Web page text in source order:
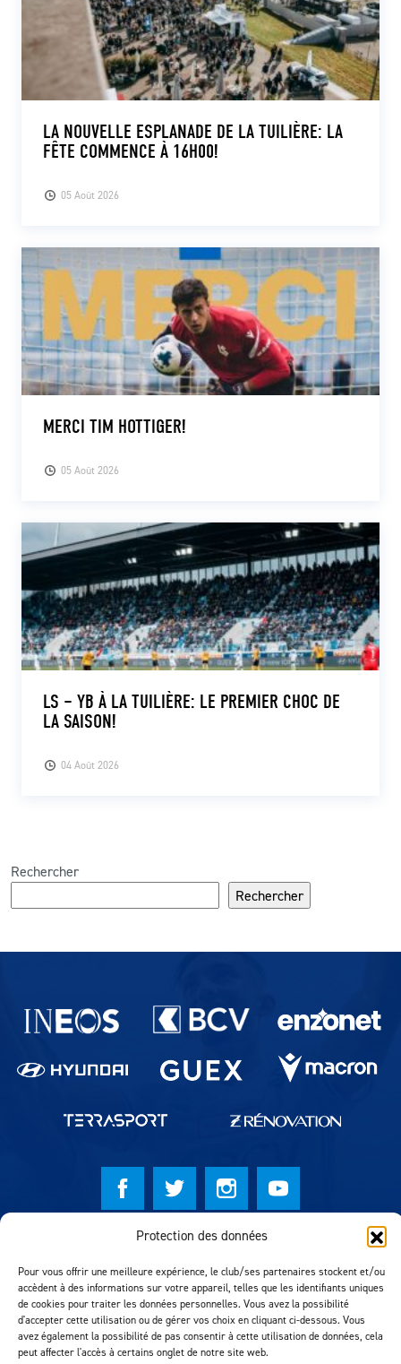
Protection des données
Pour vous offrir une meilleure expérience, le club/ses partenaires stockent et/ou
accèdent à des informations sur votre appareil, telles que les identifiants uniques
de cookies pour traiter les données personnelles. Vous avez la possibilité
d'accepter cette utilisation ou de gérer vos choix en cliquant ci-dessous. Vous
avez également la possibilité de pas consentir à cette utilisation de données, cela
peut affecter l'accès à certains onglet de notre site web.
05 Août 2026
LA NOUVELLE ESPLANADE DE LA TUILIÈRE: LA
FÊTE COMMENCE À 16H00!
05 Août 2026
MERCI TIM HOTTIGER!
04 Août 2026
LS – YB À LA TUILIÈRE: LE PREMIER CHOC DE
LA SAISON!
Rechercher
Rechercher
Partenaires du lausanne-Sport
© Lausanne Sport Football Club 2026
Réalisation MTM Agency